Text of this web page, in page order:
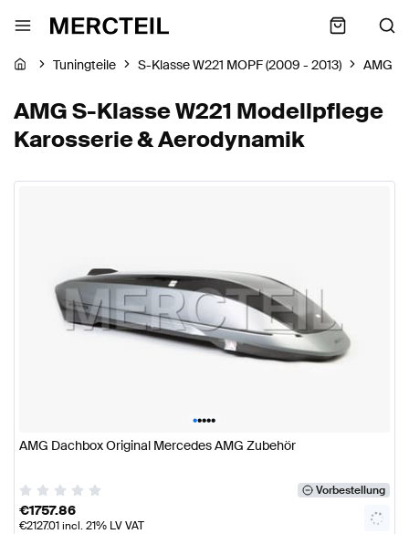
Tuningteile S-Klasse W221 MOPF (2009 - 2013) AMG
AMG S-Klasse W221 Modellpflege
Karosserie & Aerodynamik
•••••
AMG Dachbox Original Mercedes AMG Zubehör
Vorbestellung
€1757.86
€2127.01incl. 21% LV VAT